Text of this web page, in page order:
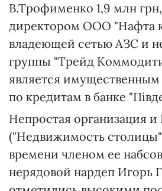
В.Трофименко 1,9 млн
директором ООО "Нафта
владеющей сетью АЗС и
группы "Трейд
является
по кредитам в банке
Непростая организация
("Недвижимость
времени членом ее
нерядовой нардеп Игорь